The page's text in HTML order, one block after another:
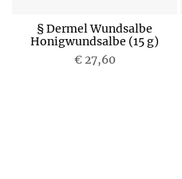
§ Dermel Wundsalbe
Honigwundsalbe (15 g)
€ 27,60